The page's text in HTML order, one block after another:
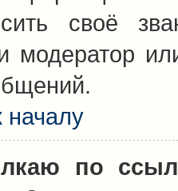
своё
модератор
началу
по